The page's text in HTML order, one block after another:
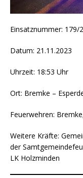
Einsatznummer: 179/
Datum: 21.11.2023
Uhrzeit: 18:53 Uhr
Ort: Bremke –
Feuerwehren:
Weitere Kräfte:
der
LK Holzminden